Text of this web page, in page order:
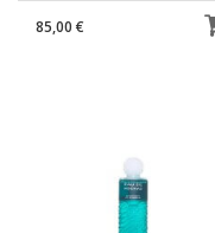
85,00 €